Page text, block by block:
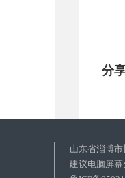
分
山东省淄博
建议电脑屏